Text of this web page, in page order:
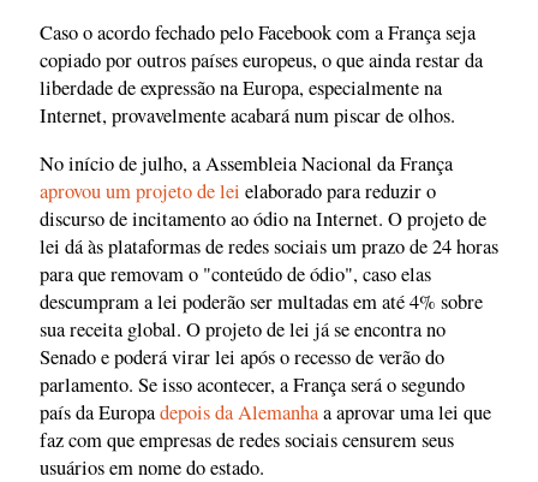
Caso o acordo fechado pelo Facebook com a França seja
copiado por outros países europeus, o que ainda restar da
liberdade de expressão na Europa, especialmente na
Internet, provavelmente acabará num piscar de olhos.
No início de julho, a Assembleia Nacional da França
aprovou um projeto de lei elaborado para reduzir o
discurso de incitamento ao ódio na Internet. O projeto de
lei dá às plataformas de redes sociais um prazo de 24 horas
para que removam o "conteúdo de ódio", caso elas
descumpram a lei poderão ser multadas em até 4% sobre
sua receita global. O projeto de lei já se encontra no
Senado e poderá virar lei após o recesso de verão do
parlamento. Se isso acontecer, a França será o segundo
país da Europadepois da Alemanhaa aprovar uma lei que
faz com que empresas de redes sociais censurem seus
usuários em nome do estado.